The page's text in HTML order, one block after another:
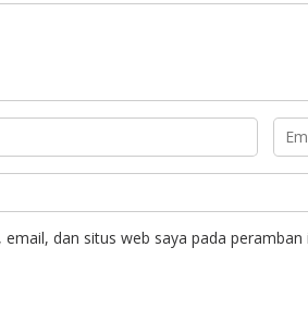
email, dan situs web saya pada